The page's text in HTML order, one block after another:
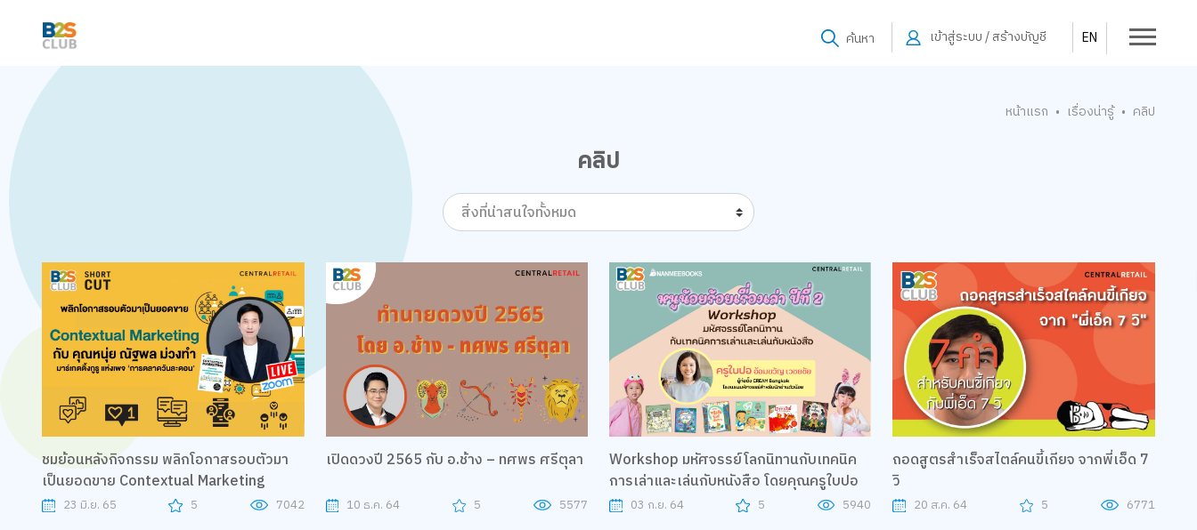
ค้นหา เข้าสู่ระบบ / สร้างบัญชี EN
หน้าแรก • เรื่องน่ารู้ • คลิป
คลิป
สิ่งที่น่าสนใจทั้งหมด
ชมย้อนหลังกิจกรรม พลิกโอกาสรอบตัวมา
เป็นยอดขาย Contextual Marketing
23 มิ.ย. 65 5 7042
เปิดดวงปี 2565 กับ อ.ช้าง – ทศพร ศรีตุลา
10 ธ.ค. 64 5 5577
Workshop มหัศจรรย์โลกนิทานกับเทคนิค
การเล่าและเล่นกับหนังสือ โดยคุณครูใบปอ
03 ก.ย. 64 5 5940
ถอดสูตรสำเร็จสไตล์คนขี้เกียจ จากพี่เอ็ด 7
วิ
20 ส.ค. 64 5 6771